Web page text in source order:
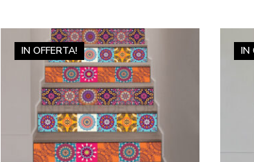
IN OFFERTA! IN